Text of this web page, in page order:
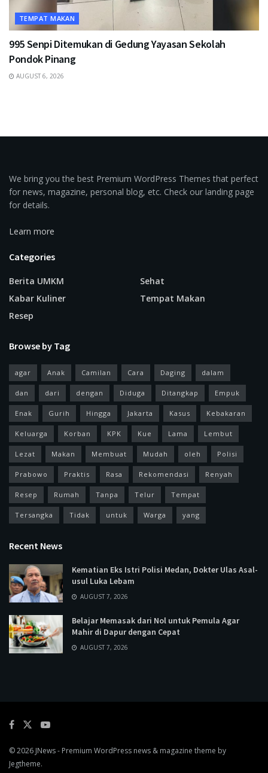
TEMPAT MAKAN
995 Senpi Ditemukan di Gedung Yayasan Sekolah
Pondok Pinang
AUGUST 6, 2026
We bring you the best Premium WordPress Themes that perfect
for news, magazine, personal blog, etc. Check our landing page
for details.
Learn more
Categories
Berita UMKM
Kabar Kuliner
Resep
Sehat
Tempat Makan
Browse by Tag
agar Anak Camilan Cara Daging dalam
dan dari dengan Diduga Ditangkap Empuk
Enak Gurih Hingga Jakarta Kasus Kebakaran
Keluarga Korban KPK Kue Lama Lembut
Lezat Makan Membuat Mudah oleh Polisi
Prabowo Praktis Rasa Rekomendasi Renyah
Resep Rumah Tanpa Telur Tempat
Tersangka Tidak untuk Warga yang
Recent News
Kematian Eks Istri Polisi Medan, Dokter Ulas Asal-
usul Luka Lebam
AUGUST 7, 2026
Belajar Memasak dari Nol untuk Pemula Agar
Mahir di Dapur dengan Cepat
AUGUST 7, 2026
© 2026 JNews- Premium WordPress news & magazine theme by
Jegtheme.